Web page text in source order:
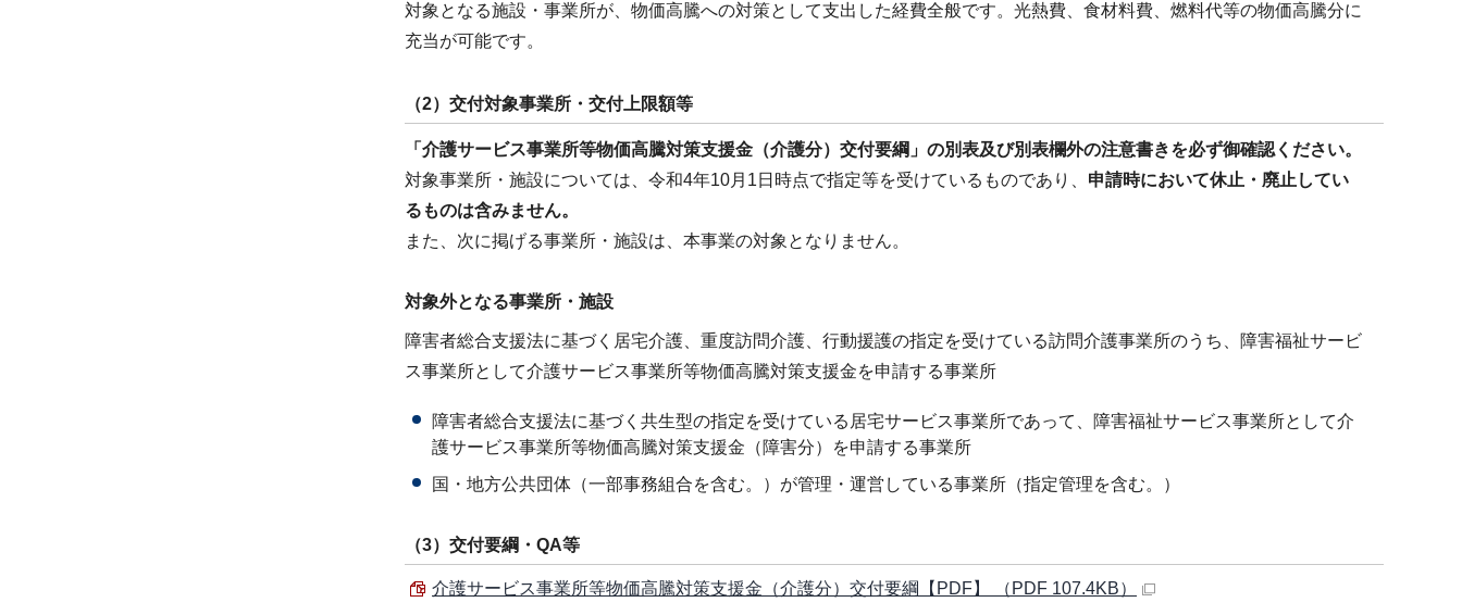
対象となる施設・事業所が、物価高騰への対策として支出した経費全般です。光熱費、食材料費、燃料代等の物価高騰分に
充当が可能です。
（2）交付対象事業所・交付上限額等
「介護サービス事業所等物価高騰対策支援金（介護分）交付要綱」の別表及び別表欄外の注意書きを必ず御確認ください。
対象事業所・施設については、令和4年10月1日時点で指定等を受けているものであり、 申請時において休止・廃止してい
るものは含みません。
また、次に掲げる事業所・施設は、本事業の対象となりません。
対象外となる事業所・施設
障害者総合支援法に基づく居宅介護、重度訪問介護、行動援護の指定を受けている訪問介護事業所のうち、障害福祉サービ
ス事業所として介護サービス事業所等物価高騰対策支援金を申請する事業所
障害者総合支援法に基づく共生型の指定を受けている居宅サービス事業所であって、障害福祉サービス事業所として介
護サービス事業所等物価高騰対策支援金（障害分）を申請する事業所
国・地方公共団体（一部事務組合を含む。）が管理・運営している事業所（指定管理を含む。）
（3）交付要綱・QA等
介護サービス事業所等物価高騰対策支援金（介護分）交付要綱【PDF】 （PDF 107.4KB）